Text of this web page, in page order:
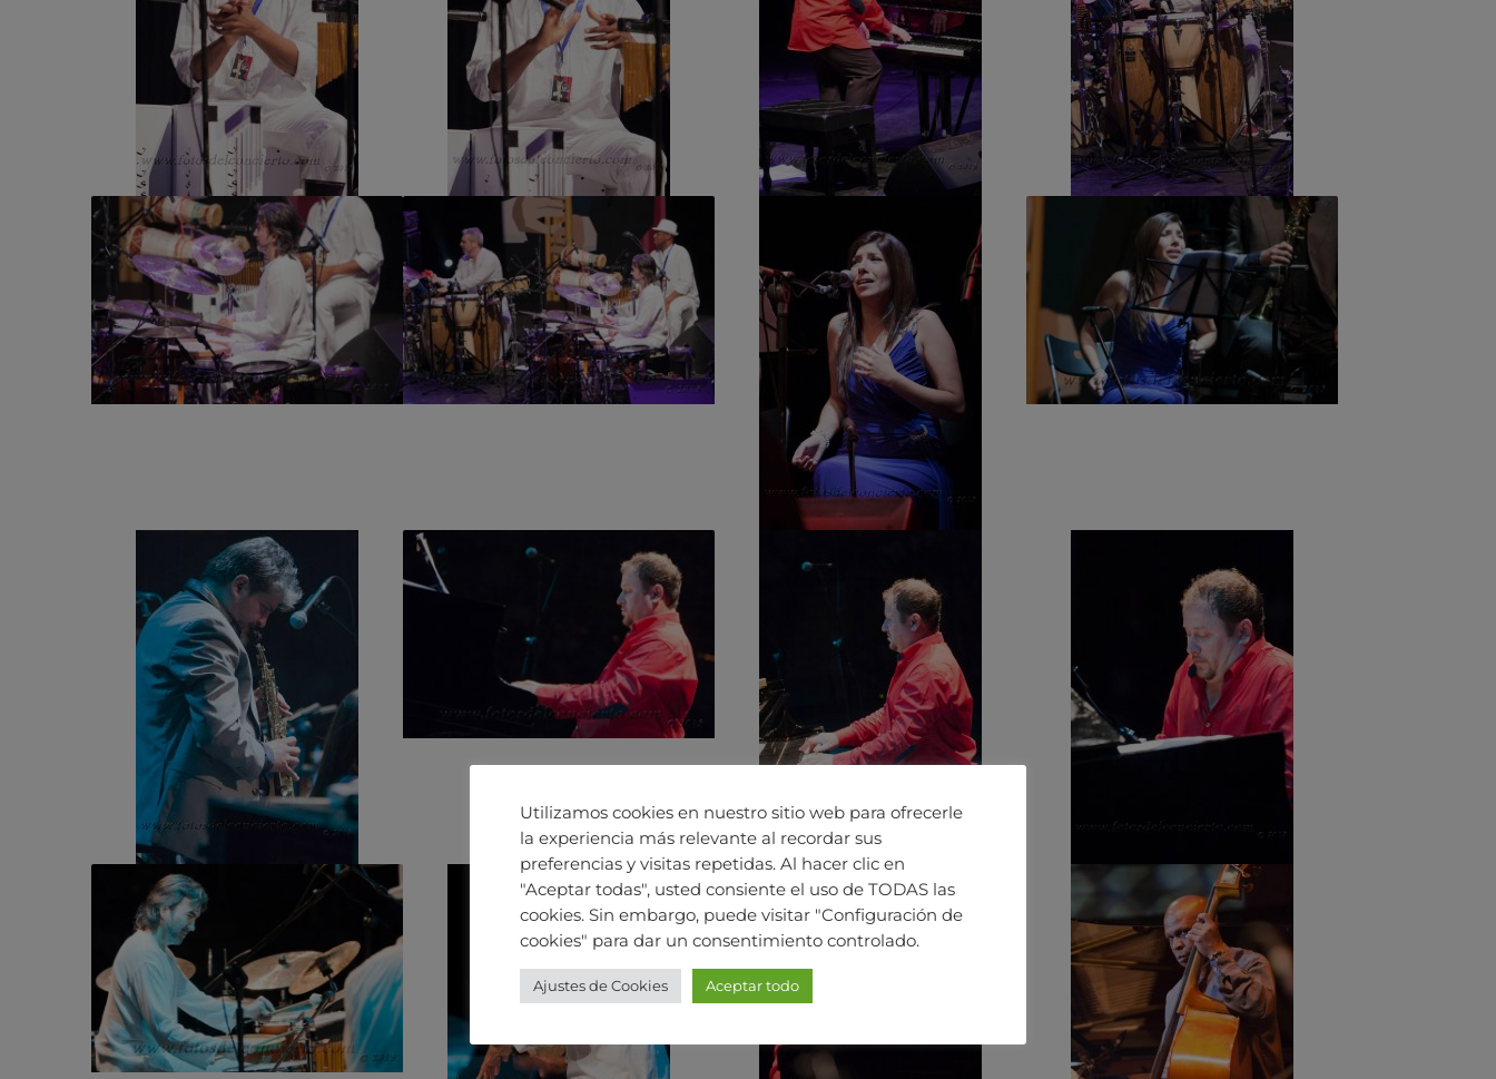
Utilizamos cookies en nuestro sitio web para ofrecerle
la experiencia más relevante al recordar sus
preferencias y visitas repetidas. Al hacer clic en
"Aceptar todas", usted consiente el uso de TODAS las
cookies. Sin embargo, puede visitar "Configuración de
cookies" para dar un consentimiento controlado.
Ajustes de Cookies Aceptar todo